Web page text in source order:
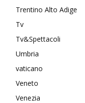
Trentino Alto Adige
Tv
Tv&Spettacoli
Umbria
vaticano
Veneto
Venezia